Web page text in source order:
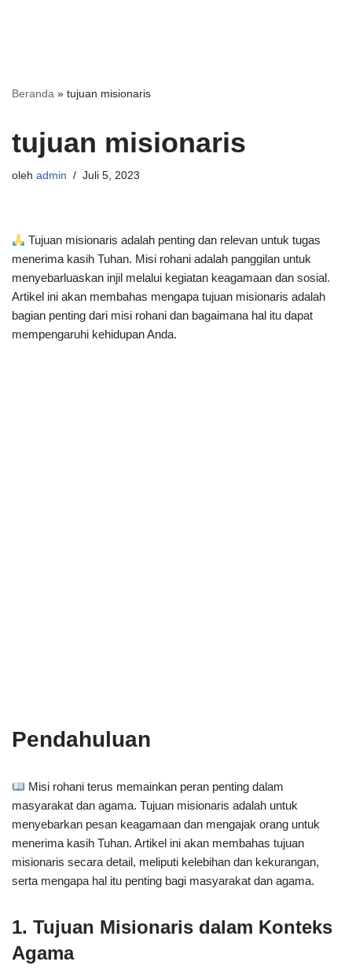
Beranda » tujuan misionaris
tujuan misionaris
oleh admin Juli 5, 2023
Tujuan misionaris adalah penting dan relevan untuk tugas
menerima kasih Tuhan. Misi rohani adalah panggilan untuk
menyebarluaskan injil melalui kegiatan keagamaan dan sosial.
Artikel ini akan membahas mengapa tujuan misionaris adalah
bagian penting dari misi rohani dan bagaimana hal itu dapat
mempengaruhi kehidupan Anda.
Pendahuluan
Misi rohani terus memainkan peran penting dalam
masyarakat dan agama. Tujuan misionaris adalah untuk
menyebarkan pesan keagamaan dan mengajak orang untuk
menerima kasih Tuhan. Artikel ini akan membahas tujuan
misionaris secara detail, meliputi kelebihan dan kekurangan,
serta mengapa hal itu penting bagi masyarakat dan agama.
1. Tujuan Misionaris dalam Konteks
Agama